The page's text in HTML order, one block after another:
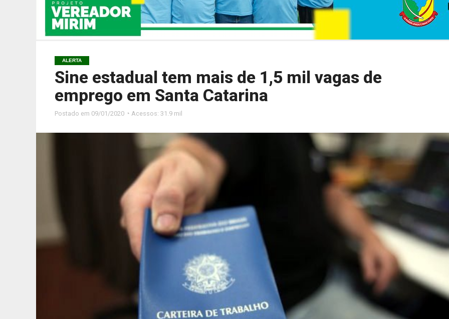
ALERTA
Sine estadual tem mais de 1,5 mil vagas de
emprego em Santa Catarina
Postado em 09/01/2020 ◔ Acessos: 31.9 mil